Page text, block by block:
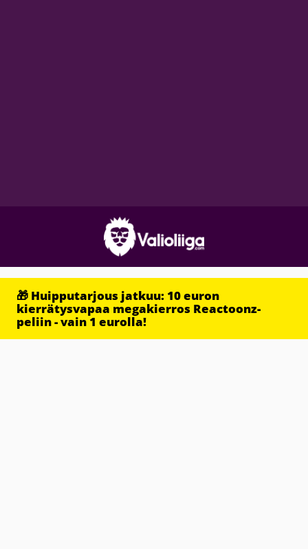
🎁 Huipputarjous jatkuu: 10 euron
kierrätysvapaa megakierros Reactoonz-
peliin - vain 1 eurolla!